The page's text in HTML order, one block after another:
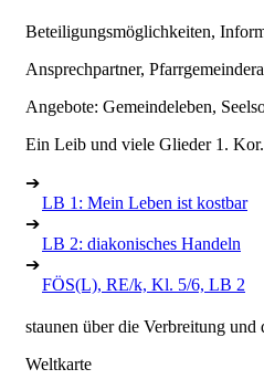
Beteiligungsmöglichkeiten,
Ansprechpartner,
Angebote: Gemeindeleben,
Ein Leib und viele Glieder 1.
➔
LB 1: Mein Leben ist kostbar
➔
LB 2: diakonisches Handeln
➔
FÖS(L), RE/k, Kl. 5/6, LB 2
staunen über die Verbreitung
Weltkarte